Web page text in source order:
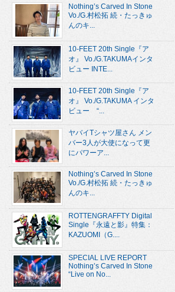
Nothing’s Carved In Stone
Vo./G.村松拓 続・たっきゅ
んのキ...
10-FEET 20th Single『ア
オ』 Vo./G.TAKUMAインタ
ビュー INTE...
10-FEET 20th Single『ア
オ』 Vo./G.TAKUMA インタ
ビュー “...
ヤバイTシャツ屋さん メン
バー3人が大使になって更
にパワーア...
Nothing’s Carved In Stone
Vo./G.村松拓 続・たっきゅ
んのキ...
ROTTENGRAFFTY Digital
Single『永遠と影』特集：
KAZUOMI（G....
SPECIAL LIVE REPORT
Nothing’s Carved In Stone
“Live on No...